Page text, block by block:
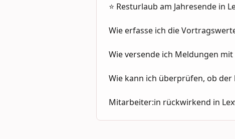
⭐ Resturlaub am Jahresende in
Wie erfasse ich die
Wie versende ich Meldungen
Wie kann ich überprüfen, ob
Mitarbeiter:in rückwirkend in